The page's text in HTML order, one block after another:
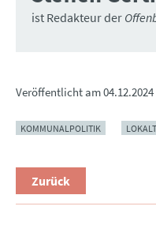
ist Redakteur der
Veröffentlicht am
KOMMUNALPOLITIK
Zurück